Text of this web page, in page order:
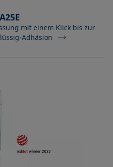
mit einem Klick bis zur
Adhäsion